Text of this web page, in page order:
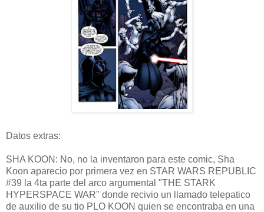
Datos extras:
SHA KOON: No, no la inventaron para este comic, Sha
Koon aparecio por primera vez en STAR WARS REPUBLIC
#39 la 4ta parte del arco argumental "THE STARK
HYPERSPACE WAR" donde recivio un llamado telepatico
de auxilio de su tio PLO KOON quien se encontraba en una